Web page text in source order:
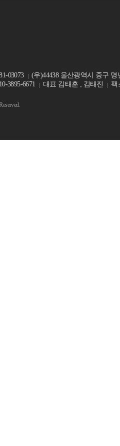
03073
(우)44438 울산광역시 중구 명
3895-6671 대표 김태훈 , 김태진 팩